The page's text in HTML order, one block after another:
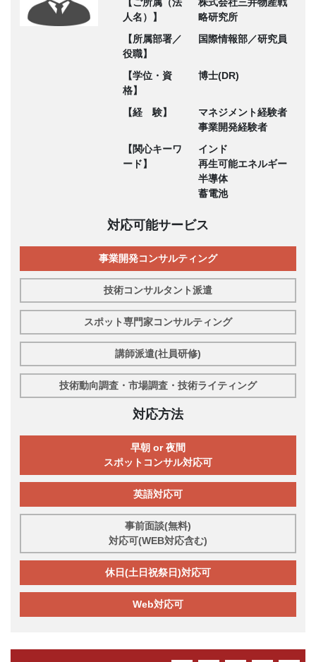
人名）】
略研究所
【所属部署／
役職】
国際情報部／研究員
【学位・資
格】
博士(DR)
【経 験】
マネジメント経験者
事業開発経験者
【関心キーワ
ード】
インド
再生可能エネルギー
半導体
蓄電池
対応可能サービス
事業開発コンサルティング
技術コンサルタント派遣
スポット専門家コンサルティング
講師派遣(社員研修)
技術動向調査・市場調査・技術ライティング
対応方法
早朝 or 夜間
スポットコンサル対応可
英語対応可
事前面談(無料)
対応可(WEB対応含む)
休日(土日祝祭日)対応可
Web対応可